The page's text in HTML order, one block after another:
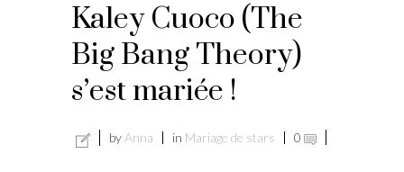
Kaley Cuoco (The
Big Bang Theory)
s’est mariée !
by Anna in Mariage de stars 0